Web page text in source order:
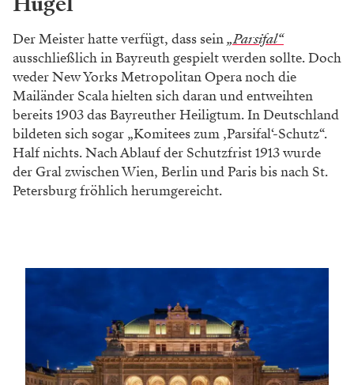
Der Meister hatte verfügt, dass sein„Parsifal“
ausschließlich in Bayreuth gespielt werden sollte. Doch
weder New Yorks Metropolitan Opera noch die
Mailänder Scala hielten sich daran und entweihten
bereits 1903 das Bayreuther Heiligtum. In Deutschland
bildeten sich sogar „Komitees zum ‚Parsifal‘-Schutz“.
Half nichts. Nach Ablauf der Schutzfrist 1913 wurde
der Gral zwischen Wien, Berlin und Paris bis nach St.
Petersburg fröhlich herumgereicht.